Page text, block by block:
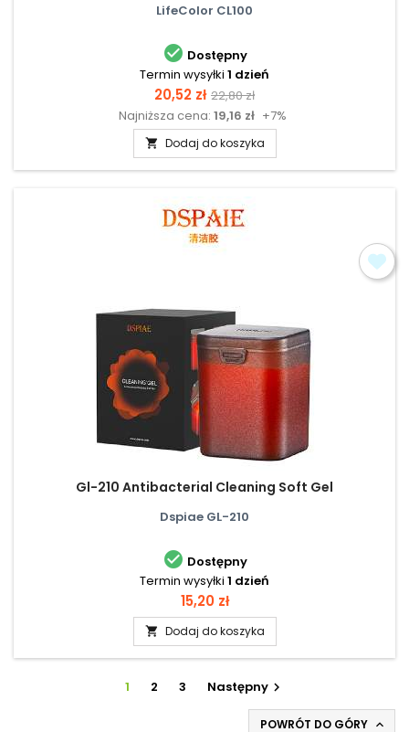
LifeColor CL100
 Dostępny
Termin wysyłki 1 dzień
Cena
20,52 zł Cena
podstawowa
22,80 zł
Najniższa cena: 19,16 zł +7%
 Dodaj do koszyka
Gl-210 Antibacterial Cleaning Soft Gel
Dspiae GL-210
 Dostępny
Termin wysyłki 1 dzień
Cena
15,20 zł
 Dodaj do koszyka
1 2 3 Następny
POWRÓT DO GÓRY 